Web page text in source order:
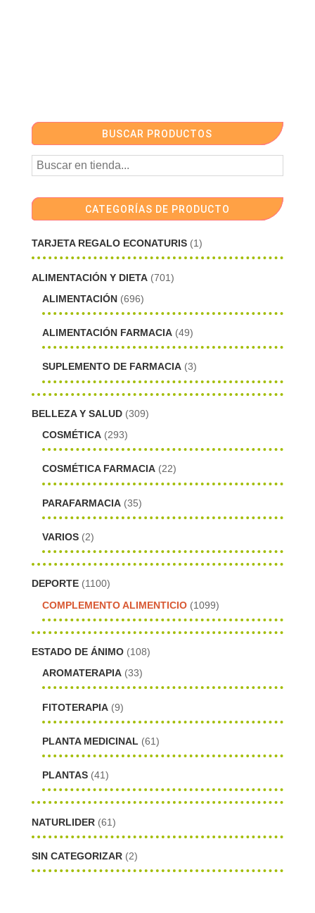
BUSCAR PRODUCTOS
CATEGORÍAS DE PRODUCTO
TARJETA REGALO ECONATURIS (1)
ALIMENTACIÓN Y DIETA (701)
ALIMENTACIÓN (696)
ALIMENTACIÓN FARMACIA (49)
SUPLEMENTO DE FARMACIA (3)
BELLEZA Y SALUD (309)
COSMÉTICA (293)
COSMÉTICA FARMACIA (22)
PARAFARMACIA (35)
VARIOS (2)
DEPORTE (1100)
COMPLEMENTO ALIMENTICIO (1099)
ESTADO DE ÁNIMO (108)
AROMATERAPIA (33)
FITOTERAPIA (9)
PLANTA MEDICINAL (61)
PLANTAS (41)
NATURLIDER (61)
SIN CATEGORIZAR (2)